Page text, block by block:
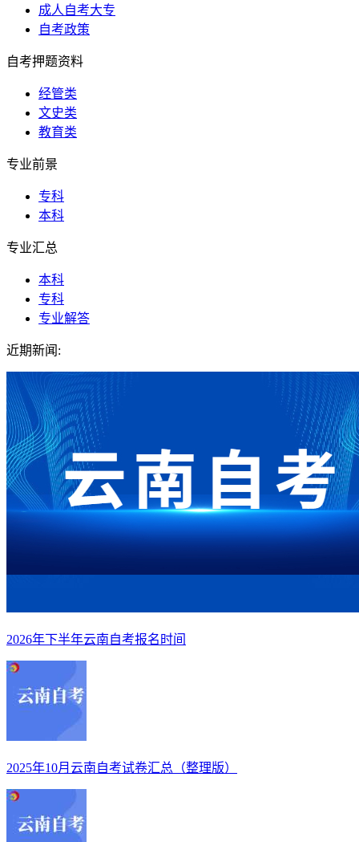
成人自考大专
自考政策
自考押题资料
经管类
文史类
教育类
专业前景
专科
本科
专业汇总
本科
专科
专业解答
近期新闻:
2026年下半年云南自考报名时间
2025年10月云南自考试卷汇总（整理版）